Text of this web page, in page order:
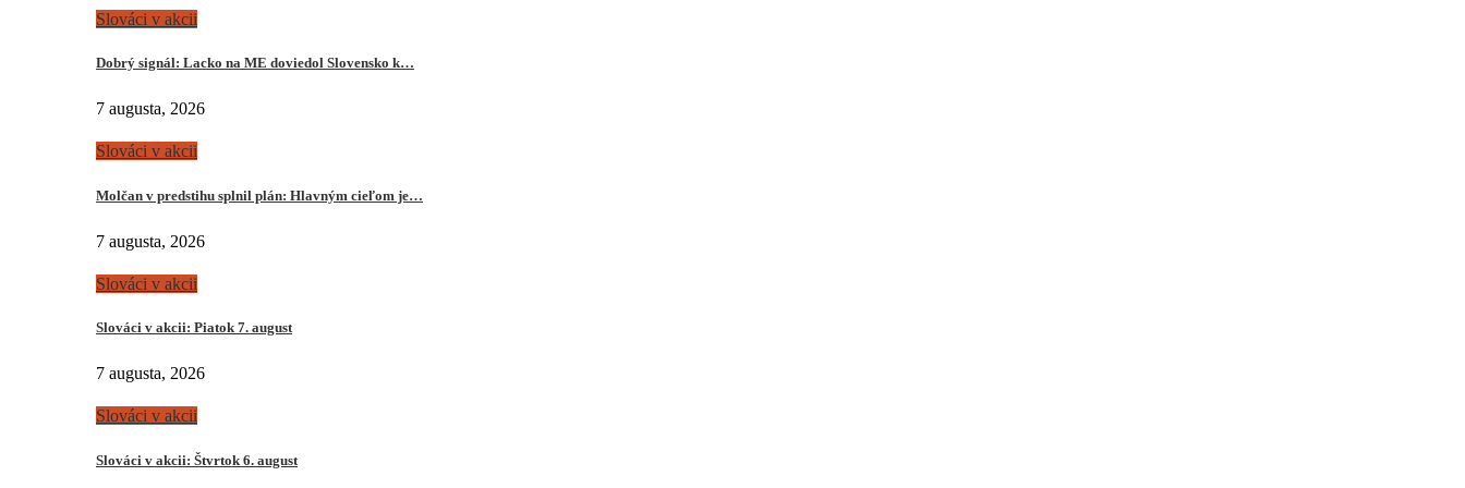
Slováci v akcii
Dobrý signál: Lacko na ME doviedol Slovensko k…
7 augusta, 2026
Slováci v akcii
Molčan v predstihu splnil plán: Hlavným cieľom je…
7 augusta, 2026
Slováci v akcii
Slováci v akcii: Piatok 7. august
7 augusta, 2026
Slováci v akcii
Slováci v akcii: Štvrtok 6. august